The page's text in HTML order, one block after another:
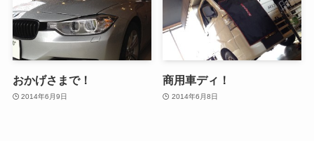
おかげさまで！
2014年6月9日
商用車ディ！
2014年6月8日